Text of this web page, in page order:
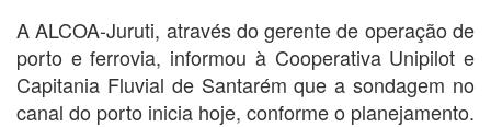
A ALCOA-Juruti, através do gerente de operação de
porto e ferrovia, informou à Cooperativa Unipilot e
Capitania Fluvial de Santarém que a sondagem no
canal do porto inicia hoje, conforme o planejamento.